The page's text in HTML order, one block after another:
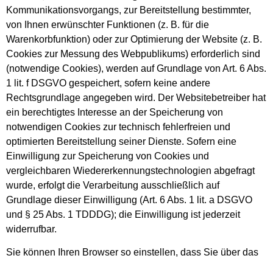
Kommunikationsvorgangs, zur Bereitstellung bestimmter,
von Ihnen erwünschter Funktionen (z. B. für die
Warenkorbfunktion) oder zur Optimierung der Website (z. B.
Cookies zur Messung des Webpublikums) erforderlich sind
(notwendige Cookies), werden auf Grundlage von Art. 6 Abs.
1 lit. f DSGVO gespeichert, sofern keine andere
Rechtsgrundlage angegeben wird. Der Websitebetreiber hat
ein berechtigtes Interesse an der Speicherung von
notwendigen Cookies zur technisch fehlerfreien und
optimierten Bereitstellung seiner Dienste. Sofern eine
Einwilligung zur Speicherung von Cookies und
vergleichbaren Wiedererkennungstechnologien abgefragt
wurde, erfolgt die Verarbeitung ausschließlich auf
Grundlage dieser Einwilligung (Art. 6 Abs. 1 lit. a DSGVO
und § 25 Abs. 1 TDDDG); die Einwilligung ist jederzeit
widerrufbar.
Sie können Ihren Browser so einstellen, dass Sie über das